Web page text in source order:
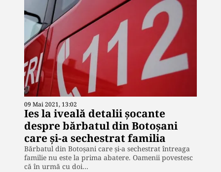
09 Mai 2021, 13:02
Ies la iveală detalii șocante
despre bărbatul din Botoșani
care și-a sechestrat familia
Bărbatul din Botoşani care şi-a sechestrat întreaga
familie nu este la prima abatere. Oamenii povestesc
că în urmă cu doi…